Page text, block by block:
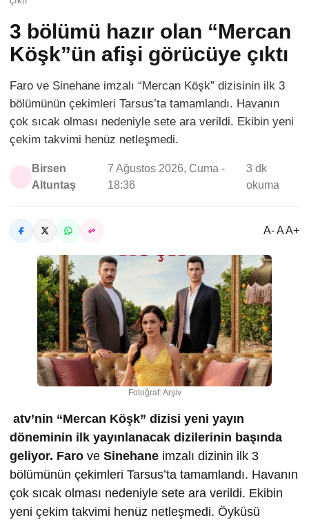
3 bölümü hazır olan “Mercan
Köşk”ün afişi görücüye çıktı
Faro ve Sinehane imzalı “Mercan Köşk” dizisinin ilk 3
bölümünün çekimleri Tarsus’ta tamamlandı. Havanın
çok sıcak olması nedeniyle sete ara verildi. Ekibin yeni
çekim takvimi henüz netleşmedi.
Birsen
Altuntaş
7 Ağustos 2026, Cuma -
18:36
3 dk
okuma
A- A A+
Fotoğraf: Arşiv
atv’nin “Mercan Köşk” dizisi yeni yayın
döneminin ilk yayınlanacak dizilerinin başında
geliyor. Faro ve Sinehane imzalı dizinin ilk 3
bölümünün çekimleri Tarsus’ta tamamlandı. Havanın
çok sıcak olması nedeniyle sete ara verildi. Ekibin
yeni çekim takvimi henüz netleşmedi. Öyküsü